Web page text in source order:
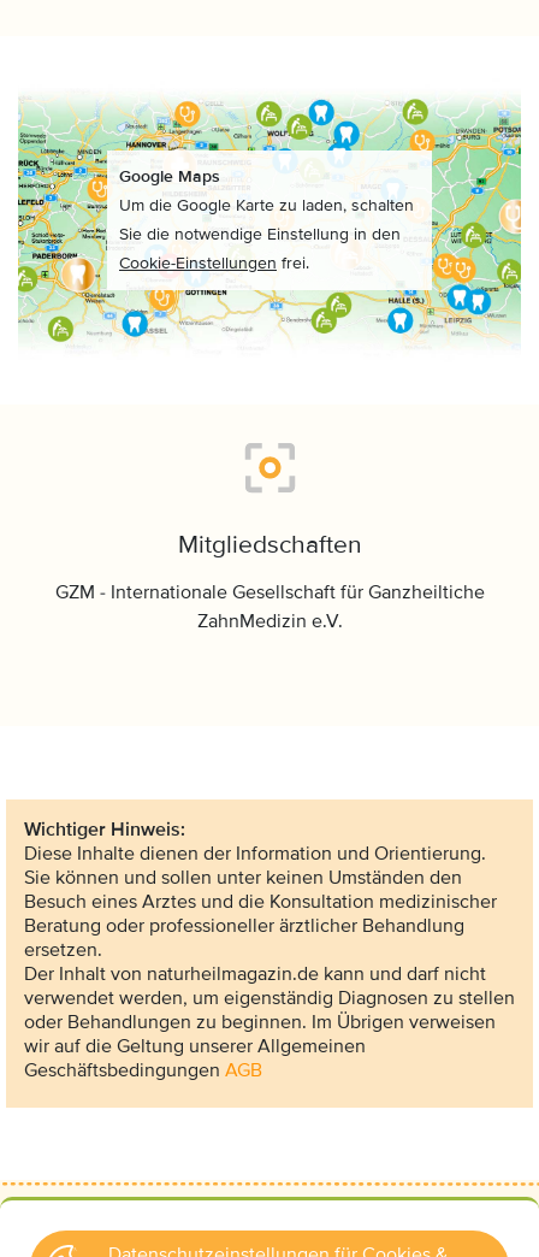
Google Maps
Um die Google Karte zu laden, schalten
Sie die notwendige Einstellung in den
Cookie-Einstellungen frei.
Mitgliedschaften
GZM - Internationale Gesellschaft für Ganzheiltiche
ZahnMedizin e.V.
Wichtiger Hinweis:
Diese Inhalte dienen der Information und Orientierung.
Sie können und sollen unter keinen Umständen den
Besuch eines Arztes und die Konsultation medizinischer
Beratung oder professioneller ärztlicher Behandlung
ersetzen.
Der Inhalt von naturheilmagazin.de kann und darf nicht
verwendet werden, um eigenständig Diagnosen zu stellen
oder Behandlungen zu beginnen. Im Übrigen verweisen
wir auf die Geltung unserer Allgemeinen
Geschäftsbedingungen AGB